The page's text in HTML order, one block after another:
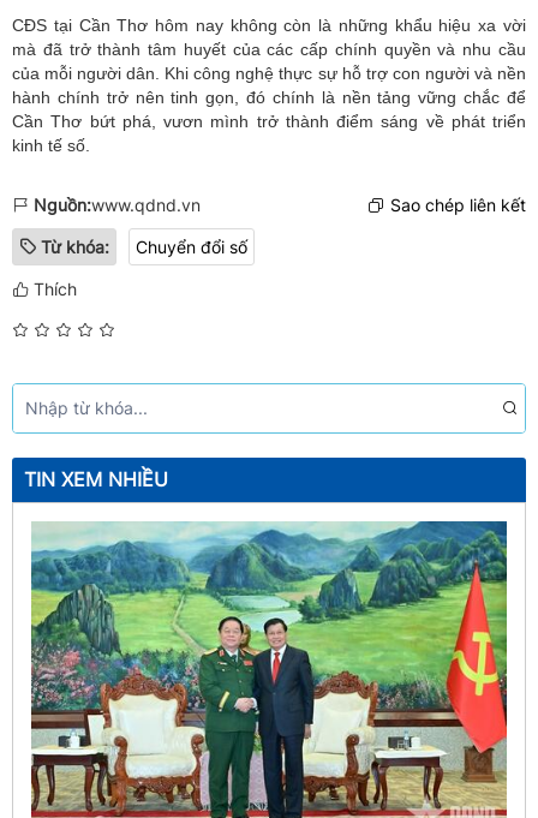
CĐS tại Cần Thơ hôm nay không còn là những khẩu hiệu xa vời
mà đã trở thành tâm huyết của các cấp chính quyền và nhu cầu
của mỗi người dân. Khi công nghệ thực sự hỗ trợ con người và nền
hành chính trở nên tinh gọn, đó chính là nền tảng vững chắc để
Cần Thơ bứt phá, vươn mình trở thành điểm sáng về phát triển
kinh tế số.
Nguồn:www.qdnd.vn Sao chép liên kết
Từ khóa: Chuyển đổi số
Thích
TIN XEM NHIỀU